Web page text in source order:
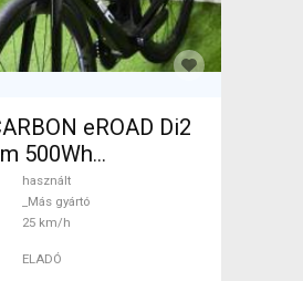
eROAD Di2
500Wh
Országúti / Gravel
használt ELADÓ
használt
_Más gyártó
25 km/h
ELADÓ